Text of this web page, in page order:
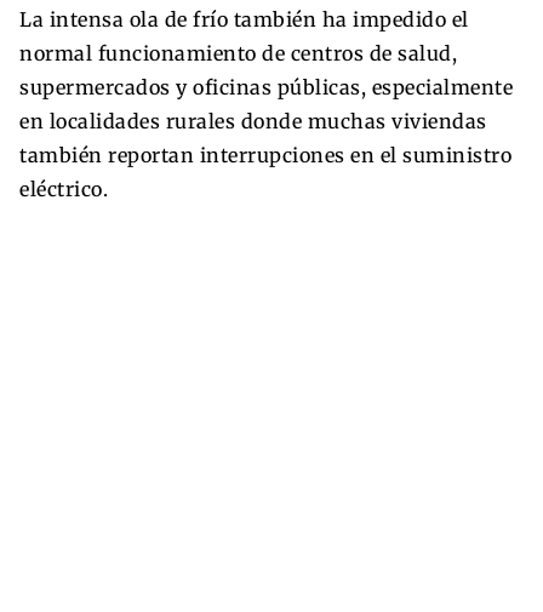
La intensa ola de frío también ha impedido el
normal funcionamiento de centros de salud,
supermercados y oficinas públicas, especialmente
en localidades rurales donde muchas viviendas
también reportan interrupciones en el suministro
eléctrico.